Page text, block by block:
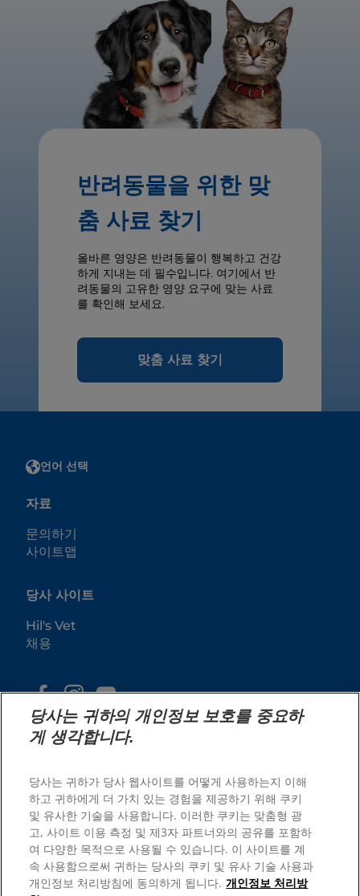
반려동물을 위한 맞
춤 사료 찾기
올바른 영양은 반려동물이 행복하고 건강
하게 지내는 데 필수입니다. 여기에서 반
려동물의 고유한 영양 요구에 맞는 사료
를 확인해 보세요.
맞춤 사료 찾기
언어 선택
자료
문의하기
사이트맵
당사 사이트
Hil's Vet
채용
© 2026 Hill's Pet Nutrition, Inc.
본 전자 메일에서 이 정보를 사용하는 경우 힐스의 개인정보
보호 정책 및 이용약관에 따릅니다. About our Ads.
Cookie Consent Too
이용 약관 법적 고지 사항
당사는 귀하의 개인정보 보호를 중요하
게 생각합니다.
당사는 귀하가 당사 웹사이트를 어떻게 사용하는지 이해
하고 귀하에게 더 가치 있는 경험을 제공하기 위해 쿠키
및 유사한 기술을 사용합니다. 이러한 쿠키는 맞춤형 광
고, 사이트 이용 측정 및 제3자 파트너와의 공유를 포함하
여 다양한 목적으로 사용될 수 있습니다. 이 사이트를 계
속 사용함으로써 귀하는 당사의 쿠키 및 유사 기술 사용과
개인정보 처리방침에 동의하게 됩니다. 개인정보 처리방